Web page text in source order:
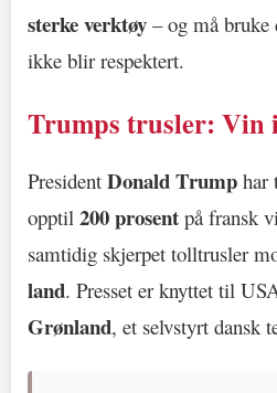
sterke verktøy – og må bruke
ikke blir respektert.
Trumps trusler: Vin
President Donald Trump har
opptil 200 prosent på fransk
samtidig skjerpet tolltrusler
land. Presset er knyttet til
Grønland, et selvstyrt dansk